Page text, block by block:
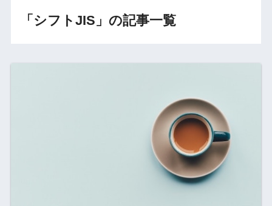
「シフトJIS」の記事一覧